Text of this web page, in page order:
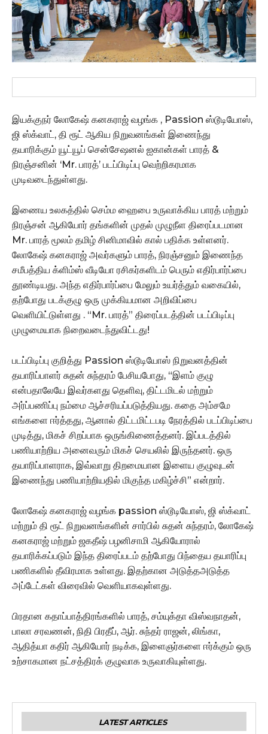
இயக்குநர் லோகேஷ் கனகராஜ் வழங்க , Passion ஸ்டூடியோஸ்,
ஜி ஸ்க்வாட், தி ரூட் ஆகிய நிறுவனங்கள் இணைந்து
தயாரிக்கும் யூட்யூப் சென்சேஷனல் ஐகான்கள் பாரத் &
நிரஞ்சனின் ‘Mr. பாரத்’ படப்பிடிப்பு வெற்றிகரமாக
முடிவடைந்துள்ளது.
இணைய உலகத்தில் செம்ம ஹைபை உருவாக்கிய பாரத் மற்றும்
நிரஞ்சன் ஆகியோர் தங்களின் முதல் முழுநீள திரைப்படமான
Mr. பாரத் மூலம் தமிழ் சினிமாவில் கால் பதிக்க உள்ளனர்.
லோகேஷ் கனகராஜ் அவர்களும் பாரத், நிரஞ்சனும் இணைந்த
சமீபத்திய க்ளிம்ஸ் வீடியோ ரசிகர்களிடம் பெரும் எதிர்பார்ப்பை
தூண்டியது. அந்த எதிர்பார்ப்பை மேலும் உயர்த்தும் வகையில்,
தற்போது படக்குழு ஒரு முக்கியமான அறிவிப்பை
வெளியிட்டுள்ளது . “Mr. பாரத்” திரைப்படத்தின் படப்பிடிப்பு
முழுமையாக நிறைவடைந்துவிட்டது!
படப்பிடிப்பு குறித்து Passion ஸ்டூடியோஸ் நிறுவனத்தின்
தயாரிப்பாளர் சுதன் சுந்தரம் பேசியபோது, “இளம் குழு
என்பதாலேயே இவர்களது தெளிவு, திட்டமிடல் மற்றும்
அர்ப்பணிப்பு நம்மை ஆச்சரியப்படுத்தியது. கதை அம்சமே
எங்களை ஈர்த்தது, ஆனால் திட்டமிட்டபடி நேரத்தில் படப்பிடிப்பை
முடித்து, மிகச் சிறப்பாக ஒருங்கிணைத்தனர். இப்படத்தில்
பணியாற்றிய அனைவரும் மிகச் செயலில் இருந்தனர். ஒரு
தயாரிப்பாளராக, இவ்வாறு திறமையான இளைய குழுவுடன்
இணைந்து பணியாற்றியதில் மிகுந்த மகிழ்ச்சி” என்றார்.
லோகேஷ் கனகராஜ் வழங்க passion ஸ்டூடியோஸ், ஜி ஸ்க்வாட்
மற்றும் தி ரூட் நிறுவனங்களின் சார்பில் சுதன் சுந்தரம், லோகேஷ்
கனகராஜ் மற்றும் ஜகதீஷ் பழனிசாமி ஆகியோரால்
தயாரிக்கப்படும் இந்த திரைப்படம் தற்போது பிந்தைய தயாரிப்பு
பணிகளில் தீவிரமாக உள்ளது. இதற்கான அடுத்தஅடுத்த
அப்டேட்கள் விரைவில் வெளியாகவுள்ளது.
பிரதான கதாப்பாத்திரங்களில் பாரத், சம்யுக்தா விஸ்வநாதன்,
பாலா சரவணன், நிதி பிரதீப், ஆர். சுந்தர் ராஜன், லிங்கா,
ஆதித்யா கதிர் ஆகியோர் நடிக்க, இளைஞர்களை ஈர்க்கும் ஒரு
உற்சாகமான நட்சத்திரக் குழுவாக உருவாகியுள்ளது.
LATEST ARTICLES